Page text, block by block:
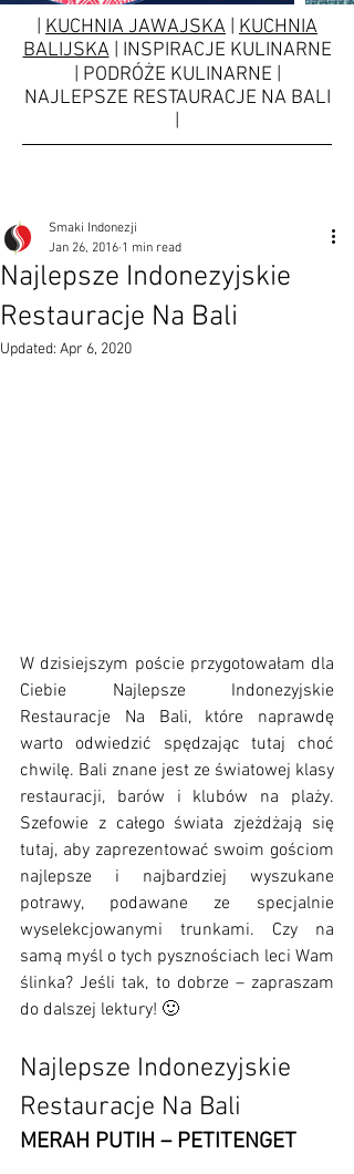
KUCHNIA JAWAJSKA
KUCHNIA
BALIJSKA | INSPIRACJE KULINARNE
| PODRÓŻE KULINARNE |
NAJLEPSZE RESTAURACJE NA BALI
Najlepsze Indonezyjskie
Restauracje Na Bali
Smaki Indonezji
Jan 26, 2016 1 min read
Updated: Apr 6, 2020
W dzisiejszym poście przygotowałam dla
Ciebie Najlepsze Indonezyjskie
Restauracje Na Bali, które naprawdę
warto odwiedzić spędzając tutaj choć
chwilę. Bali znane jest ze światowej klasy
restauracji, barów i klubów na plaży.
Szefowie z całego świata zjeżdżają się
tutaj, aby zaprezentować swoim gościom
najlepsze i najbardziej wyszukane
potrawy, podawane ze specjalnie
wyselekcjowanymi trunkami. Czy na
samą myśl o tych pysznościach leci Wam
ślinka? Jeśli tak, to dobrze – zapraszam
do dalszej lektury! 🙂
Najlepsze Indonezyjskie
Restauracje Na Bali
MERAH PUTIH – PETITENGET